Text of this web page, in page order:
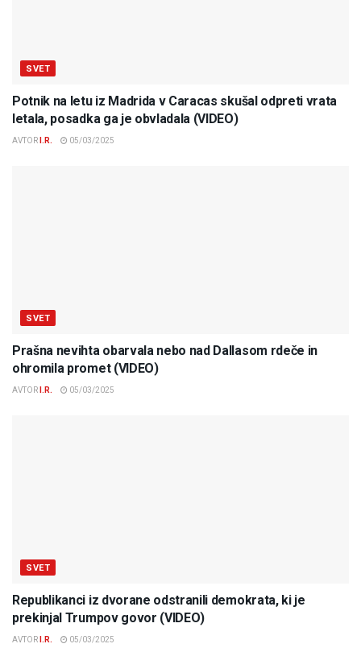
SVET
Potnik na letu iz Madrida v Caracas skušal odpreti vrata
letala, posadka ga je obvladala (VIDEO)
AVTOR I.R. 05/03/2025
SVET
Prašna nevihta obarvala nebo nad Dallasom rdeče in
ohromila promet (VIDEO)
AVTOR I.R. 05/03/2025
SVET
Republikanci iz dvorane odstranili demokrata, ki je
prekinjal Trumpov govor (VIDEO)
AVTOR I.R. 05/03/2025